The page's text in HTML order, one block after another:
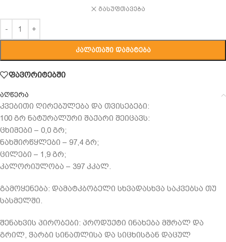
გასუფთავება
ᲙᲐᲚᲐᲗᲐᲨᲘ ᲓᲐᲛᲐᲢᲔᲑᲐ
ფავორიტებში
აღწერა
კვებითი ღირებულება და თვისებები:
100 გრ ნატურალური შაქარი შეიცავს:
ცხიმები – 0,0 გრ;
ნახშირწყლები – 97,4 გრ;
ცილები – 1,9 გრ;
კალორიულობა – 397 კკალ.
გამოყენება: დამატკბობელი სხვადასხვა საკვებსა თუ
სასმელში.
შენახვის პირობები: პროდუქტი ინახება მშრალ და
გრილ, ჭარბი სინათლისა და სიცხისგან დაცულ